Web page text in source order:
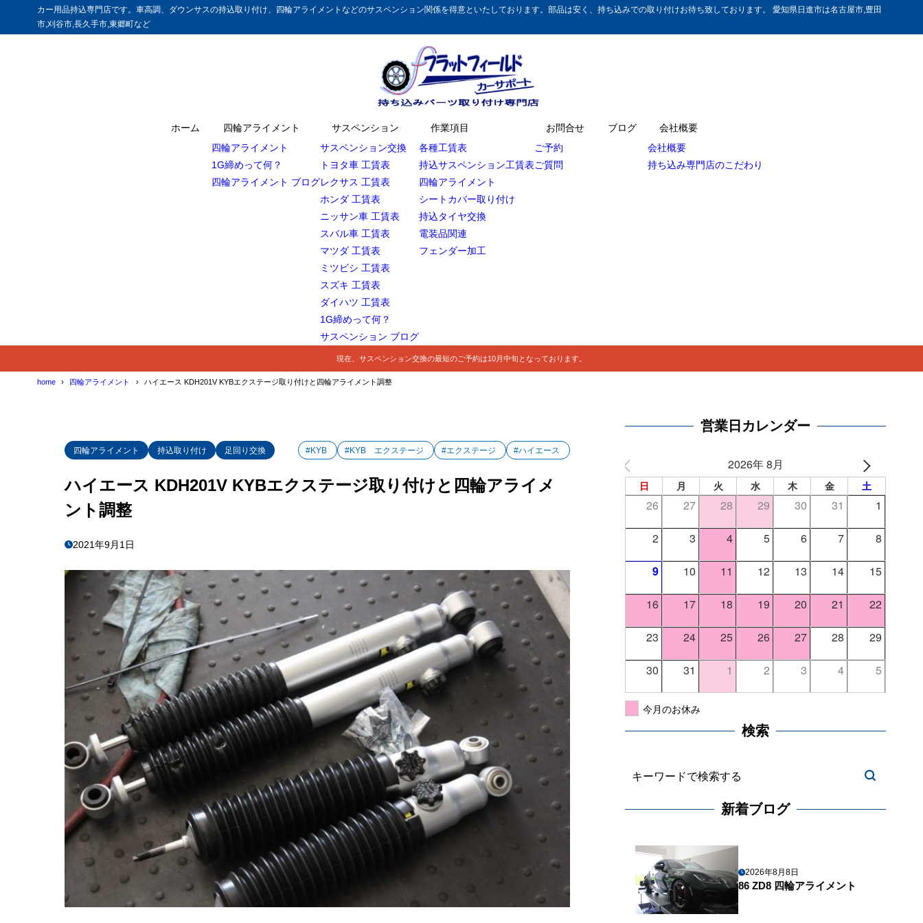
カー用品持込専門店です。車高調、ダウンサスの持込取り付け、四輪アライメントなどのサスペンション関係を得意といたしております。部品は安く、持ち込みでの取り付けお待ち致しております。 愛知県日進市は名古屋市,豊田
市,刈谷市,長久手市,東郷町など
ホーム
四輪アライメント
四輪アライメント
1G締めって何？
四輪アライメント ブログ
サスペンション
サスペンション交換
トヨタ車 工賃表
レクサス 工賃表
ホンダ 工賃表
ニッサン車 工賃表
スバル車 工賃表
マツダ 工賃表
ミツビシ 工賃表
スズキ 工賃表
ダイハツ 工賃表
1G締めって何？
サスペンション ブログ
作業項目
各種工賃表
持込サスペンション工賃表
四輪アライメント
シートカバー取り付け
持込タイヤ交換
電装品関連
フェンダー加工
お問合せ
ご予約
ご質問
ブログ
会社概要
会社概要
持ち込み専門店のこだわり
現在、サスペンション交換の最短のご予約は10月中旬となっております。
home 四輪アライメント ハイエース KDH201V KYBエクステージ取り付けと四輪アライメント調整
四輪アライメント 持込取り付け 足回り交換 #KYB #KYB エクステージ #エクステージ #ハイエース
ハイエース KDH201V KYBエクステージ取り付けと四輪アライメ
ント調整
2021年9月1日
営業日カレンダー
2026年 8月
日 月 火 水 木 金 土
26 27 28 29 30 31 1
2 3 4 5 6 7 8
9 10 11 12 13 14 15
16 17 18 19 20 21 22
23 24 25 26 27 28 29
30 31 1 2 3 4 5
今月のお休み
検索
新着ブログ
2026年8月8日
86 ZD8 四輪アライメント